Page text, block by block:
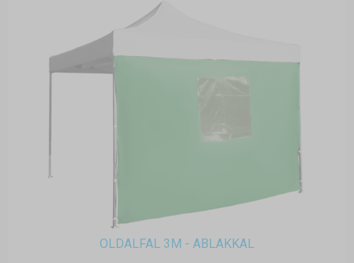
OLDALFAL 3M - ABLAKKAL